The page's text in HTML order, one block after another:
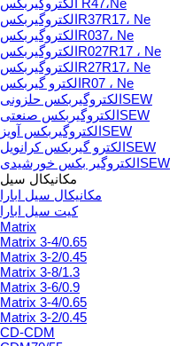
الکتروگیربکس R47،Ne
الکتروگیربکسR37R17، Ne
الکتروگیربکسR037، Ne
الکتروگیربکسR027R17 ، Ne
الکتروگیربکسR27R17، Ne
الکترو گیربکسR07 ، Ne
الکتروگیربکس حلزونیSEW
الکتروگیربکس صنعتیSEW
الکتروگیربکس آویزSEW
الکترو گیربکس کرانویلSEW
الکتروگیر بکس خورشیدیSEW
مکانیکال سیل
مکانیکال سیل ابارا
کیت سیل ابارا
Matrix
Matrix 3-4/0.65
Matrix 3-2/0.45
Matrix 3-8/1.3
Matrix 3-6/0.9
Matrix 3-4/0.65
Matrix 3-2/0.45
CD-CDM